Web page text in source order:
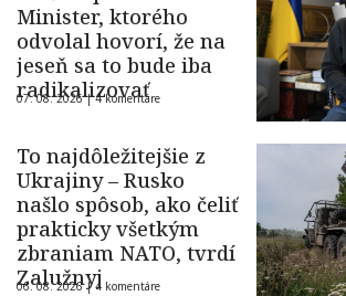
Minister, ktorého
odvolal hovorí, že na
jeseň sa to bude iba
radikalizovať
07. 08. 2026 |4 komentáre
To najdôležitejšie z
Ukrajiny – Rusko
našlo spôsob, ako čeliť
prakticky všetkým
zbraniam NATO, tvrdí
Zalužnyj
06. 08. 2026 |4 komentáre